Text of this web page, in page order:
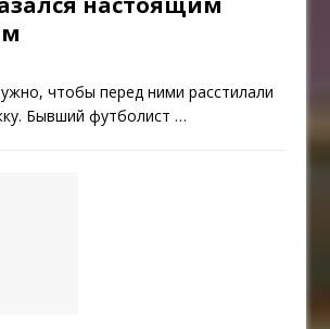
чтобы перед ними расстилали
Бывший футболист…